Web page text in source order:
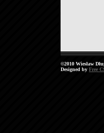
©2010 Wiesław
Designed by Free